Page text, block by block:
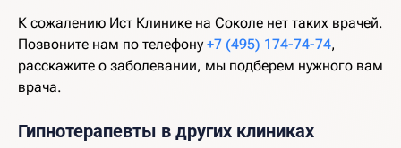
К сожалению Ист Клинике на Соколе нет таких врачей.
Позвоните нам по телефону +7 (495) 174-74-74,
расскажите о заболевании, мы подберем нужного вам
врача.
Гипнотерапевты в других клиниках